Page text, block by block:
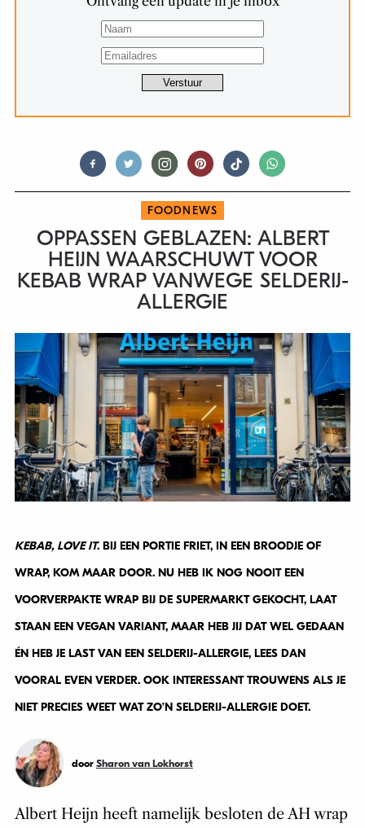
FOODNEWS
OPPASSEN GEBLAZEN: ALBERT
HEIJN WAARSCHUWT VOOR
KEBAB WRAP VANWEGE SELDERIJ-
ALLERGIE
KEBAB, LOVE IT. BIJ EEN PORTIE FRIET, IN EEN BROODJE OF
WRAP, KOM MAAR DOOR. NU HEB IK NOG NOOIT EEN
VOORVERPAKTE WRAP BIJ DE SUPERMARKT GEKOCHT, LAAT
STAAN EEN VEGAN VARIANT, MAAR HEB JIJ DAT WEL GEDAAN
ÉN HEB JE LAST VAN EEN SELDERIJ-ALLERGIE, LEES DAN
VOORAL EVEN VERDER. OOK INTERESSANT TROUWENS ALS JE
NIET PRECIES WEET WAT ZO’N SELDERIJ-ALLERGIE DOET.
door Sharon van Lokhorst
Albert Heijn heeft namelijk besloten de AH wrap